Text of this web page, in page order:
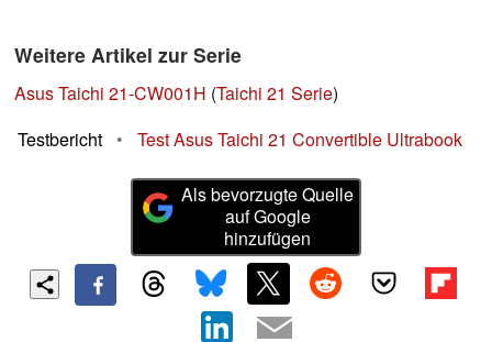
Weitere Artikel zur Serie
Asus Taichi 21-CW001H (Taichi 21 Serie)
Testbericht
• Test Asus Taichi 21 Convertible Ultrabook
Als bevorzugte Quelle
auf Google
hinzufügen